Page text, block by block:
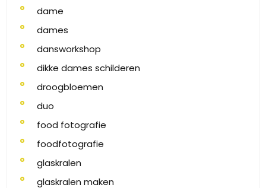
dame
dames
dansworkshop
dikke dames schilderen
droogbloemen
duo
food fotografie
foodfotografie
glaskralen
glaskralen maken